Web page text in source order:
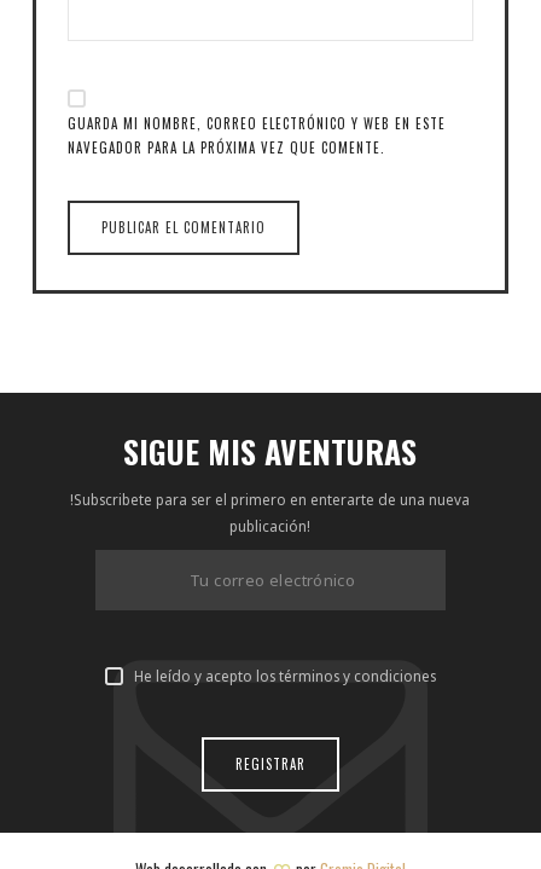
GUARDA MI NOMBRE, CORREO ELECTRÓNICO Y WEB EN ESTE
NAVEGADOR PARA LA PRÓXIMA VEZ QUE COMENTE.
SIGUE MIS AVENTURAS
!Subscribete para ser el primero en enterarte de una nueva
publicación!
He leído y acepto los términos y condiciones